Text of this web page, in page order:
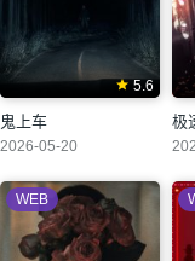
5.6
鬼上车
2026-05-20
极
WEB